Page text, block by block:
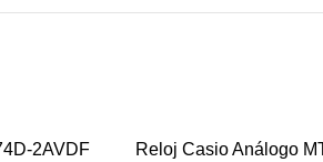
2AVDF -21%
Reloj Casio Análogo